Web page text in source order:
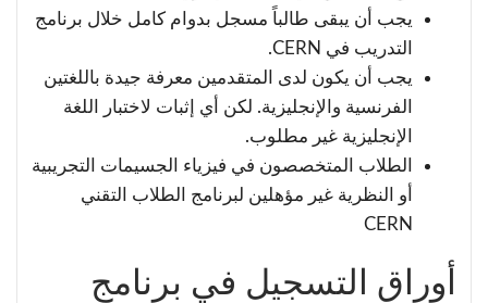
يجب أن يبقى طالباً مسجل بدوام كامل خلال برنامج
التدريب في CERN.
يجب أن يكون لدى المتقدمين معرفة جيدة باللغتين
الفرنسية والإنجليزية. لكن أي إثبات لاختبار اللغة
الإنجليزية غير مطلوب.
الطلاب المتخصصون في فيزياء الجسيمات التجريبية
أو النظرية غير مؤهلين لبرنامج الطلاب التقني
CERN
أوراق التسجيل في برنامج